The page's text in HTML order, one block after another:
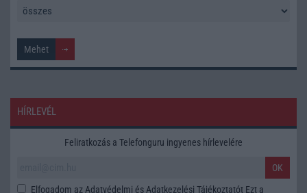
HÍRLEVÉL
Feliratkozás a Telefonguru ingyenes hírlevelére
OK
Elfogadom az Adatvédelmi és Adatkezelési Tájékoztatót Ezt a